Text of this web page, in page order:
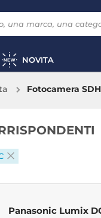
NOVITA
Fotocamera
Panasonic Lumix